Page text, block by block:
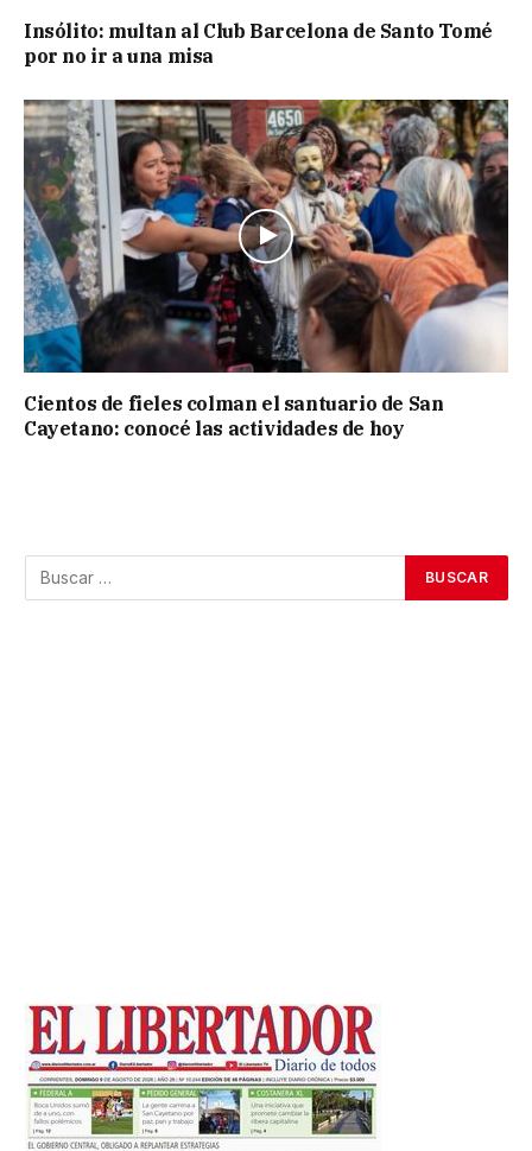
Insólito: multan al Club Barcelona de Santo Tomé
por no ir a una misa
Cientos de fieles colman el santuario de San
Cayetano: conocé las actividades de hoy